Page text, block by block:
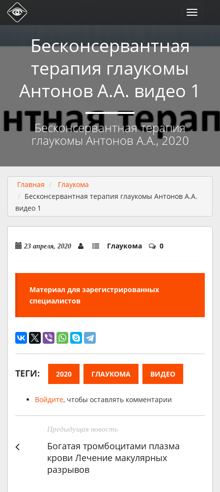
Бесконсервантная
терапия глаукомы
Антонов А.А. видео 1
Бесконсервантная терапия
глаукомы Антонов А.А., 2020
Toggle
Главная
Глаукома
Бесконсервантная терапия глаукомы Антонов А.А.
видео 1
23 апреля, 2020 Глаукома 0
Материал для зарегистрированных
специалистов
ТЕГИ: 2020 ГЛАУКОМА ВИДЕО
Войдите, чтобы оставлять комментарии
Предыдущая новость
Богатая тромбоцитами плазма
крови Лечение макулярных
разрывов